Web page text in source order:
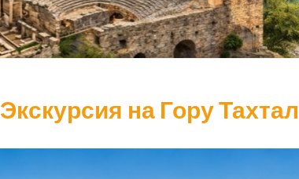
Экскурсия на Гору